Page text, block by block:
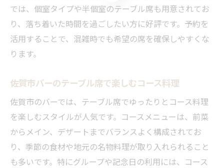
では、個室タイプや半個室のテーブル席も用意されてお
り、落ち着いた時間を過ごしたい方に好評です。予約を
活用することで、混雑時でも希望の席を確保しやすくな
ります。
佐賀市バーのテーブル席で楽しむコース料理
佐賀市のバーでは、テーブル席でゆったりとコース料理
を楽しむスタイルが人気です。コースメニューは、前菜
からメイン、デザートまでバランスよく構成されてお
り、季節の食材や地元の名物料理が取り入れられること
も多いです。特にグループや記念日の利用には、コース